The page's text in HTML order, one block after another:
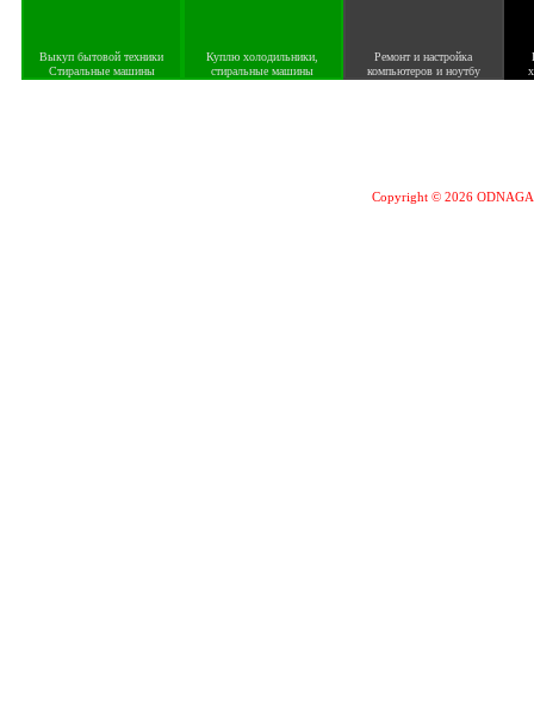
Выкуп бытовой техники
Стиральные машины
Куплю холодильники,
стиральные машины
Ремонт и настройка
компьютеров и ноутбу
Copyright © 2026